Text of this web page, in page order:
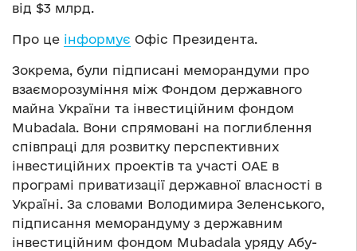
від $3 млрд.
Про це інформує Офіс Президента.
Зокрема, були підписані меморандуми про
взаєморозуміння між Фондом державного
майна України та інвестиційним фондом
Mubadala. Вони спрямовані на поглиблення
співпраці для розвитку перспективних
інвестиційних проектів та участі ОАЕ в
програмі приватизації державної власності в
Україні. За словами Володимира Зеленського,
підписання меморандуму з державним
інвестиційним фондом Mubadala уряду Абу-